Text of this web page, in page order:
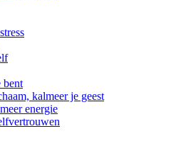
bent
kalmeer je geest
energie